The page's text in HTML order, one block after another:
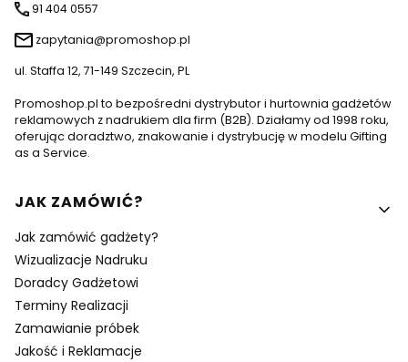
91 404 0557
zapytania@promoshop.pl
ul. Staffa 12, 71-149 Szczecin, PL
Promoshop.pl to bezpośredni dystrybutor i hurtownia gadżetów
reklamowych z nadrukiem dla firm (B2B). Działamy od 1998 roku,
oferując doradztwo, znakowanie i dystrybucję w modelu Gifting
as a Service.
Linki w stopce
JAK ZAMÓWIĆ?
Jak zamówić gadżety?
Wizualizacje Nadruku
Doradcy Gadżetowi
Terminy Realizacji
Zamawianie próbek
Jakość i Reklamacje